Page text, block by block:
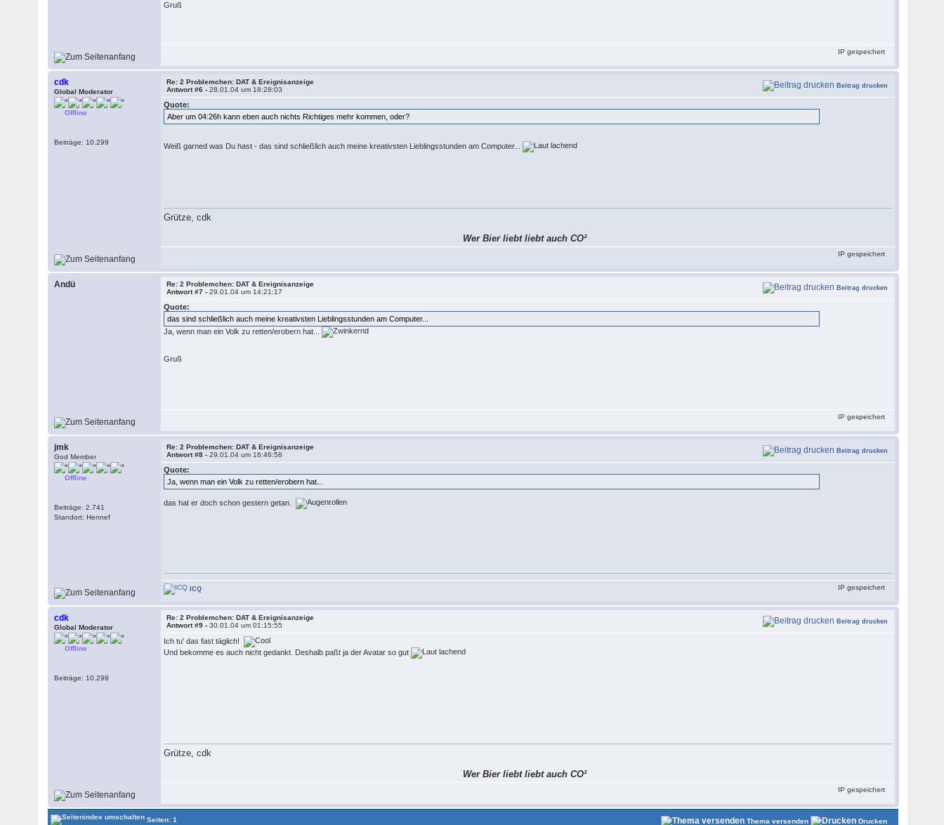
Gruß
IP gespeichert
cdk
Global Moderator
Offline
Beiträge: 10.299
Re: 2 Problemchen: DAT & Ereignisanzeige
Antwort #6 -28.01.04 um 18:28:03 Beitrag drucken
Quote:
Aber um 04:26h kann eben auch nichts Richtiges mehr kommen, oder?
Weiß garned was Du hast - das sind schließlich auch meine kreativsten Lieblingsstunden am Computer...
Grütze, cdk
Wer Bier liebt liebt auch CO²
IP gespeichert
Andü
Re: 2 Problemchen: DAT & Ereignisanzeige
Antwort #7 -29.01.04 um 14:21:17 Beitrag drucken
Quote:
das sind schließlich auch meine kreativsten Lieblingsstunden am Computer...
Ja, wenn man ein Volk zu retten/erobern hat...
Gruß
IP gespeichert
jmk
God Member
Offline
Beiträge: 2.741
Standort: Hennef
Re: 2 Problemchen: DAT & Ereignisanzeige
Antwort #8 -29.01.04 um 16:46:58 Beitrag drucken
Quote:
Ja, wenn man ein Volk zu retten/erobern hat...
das hat er doch schon gestern getan.
ICQ IP gespeichert
cdk
Global Moderator
Offline
Beiträge: 10.299
Re: 2 Problemchen: DAT & Ereignisanzeige
Antwort #9 -30.01.04 um 01:15:55 Beitrag drucken
Ich tu' das fast täglich!
Und bekomme es auch nicht gedankt. Deshalb paßt ja der Avatar so gut
Grütze, cdk
Wer Bier liebt liebt auch CO²
IP gespeichert
Seiten: 1 Thema versenden Drucken